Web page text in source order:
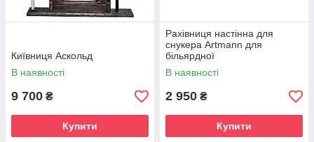
Київниця Аскольд
В наявності
9 700 ₴
Купити
Рахівниця настінна для
снукера Artmann для
більярдної
В наявності
2 950 ₴
Купити